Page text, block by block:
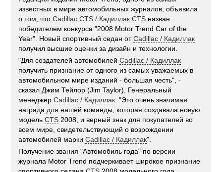
известных в мире автомобильных журналов, объявила
о том, чтоCadillac CTS / Кадиллак CTS назван
победителем конкурса "2008 Motor Trend Car of the
Year". Новый спортивный седан отCadillac / Кадиллак
получил высшие оценки за дизайн и технологии.
"Для создателей автомобилейCadillac / Кадиллак
получить признание от одного из самых уважаемых в
автомобильном мире изданий - большая честь", -
сказал Джим Тейлор (Jim Taylor), Генеральный
менеджерCadillac / Кадиллак . "Это очень значимая
награда для нашей команды, которая создавала новую
модельCTS 2008, и верный знак для покупателей во
всем мире, свидетельствующий о возрождении
автомобилей маркиCadillac / Кадиллак".
Получение звания "Автомобиль года" по версии
журнала Motor Trend подчеркивает широкое признание